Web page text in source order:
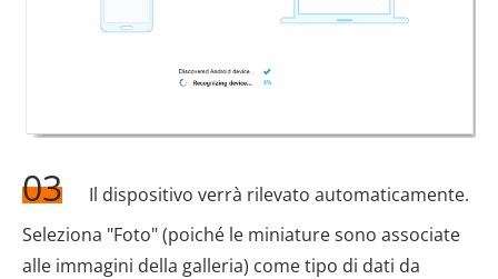
03
Il dispositivo verrà rilevato automaticamente.
Seleziona "Foto" (poiché le miniature sono associate
alle immagini della galleria) come tipo di dati da